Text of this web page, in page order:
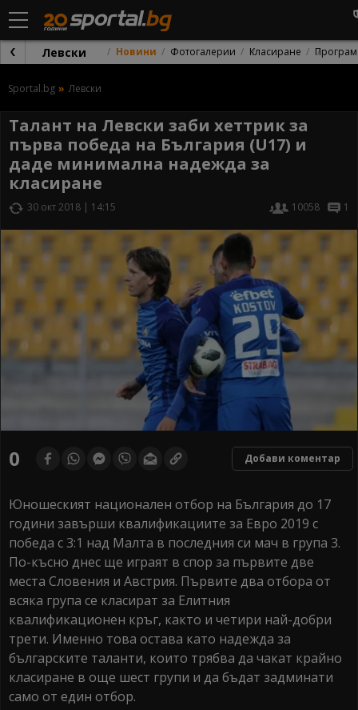
Левски Новини Фотогалерии Класиране
Sportal.bg Левски
Талант на Левски заби хеттрик за
първа победа на България (U17) и
даде минимална надежда за
класиране
30 окт 2018 | 14:15 10058 1
0 Добави коментар
Юношеският национален отбор на България до 17
години завърши квалификациите за Евро 2019 с
победа с 3:1 над Малта в последния си мач в група 3.
По-късно днес ще играят в спор за първите две
места Словения и Австрия. Първите два отбора от
всяка група се класират за Елитния
квалификационен кръг, както и четири най-добри
трети. Именно това остава като надежда за
българските таланти, които трябва да чакат крайно
класиране в още шест групи и да бъдат задминати
само от един отбор.